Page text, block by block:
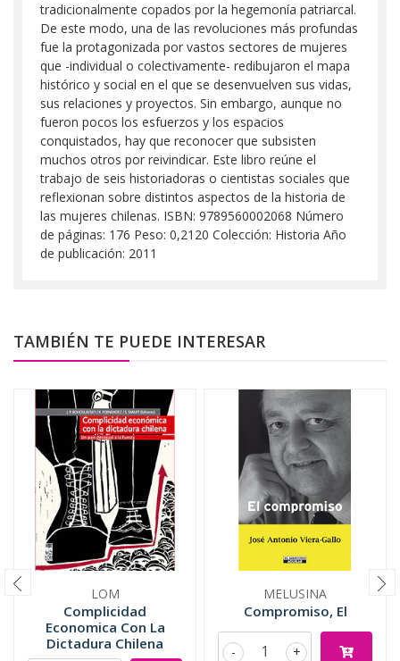
tradicionalmente copados por la hegemonía patriarcal.
De este modo, una de las revoluciones más profundas
fue la protagonizada por vastos sectores de mujeres
que -individual o colectivamente- redibujaron el mapa
histórico y social en el que se desenvuelven sus vidas,
sus relaciones y proyectos. Sin embargo, aunque no
fueron pocos los esfuerzos y los espacios
conquistados, hay que reconocer que subsisten
muchos otros por reivindicar. Este libro reúne el
trabajo de seis historiadoras o cientistas sociales que
reflexionan sobre distintos aspectos de la historia de
las mujeres chilenas. ISBN: 9789560002068 Número
de páginas: 176 Peso: 0,2120 Colección: Historia Año
de publicación: 2011
TAMBIÉN TE PUEDE INTERESAR
LOM
Complicidad
Economica Con La
Dictadura Chilena
MELUSINA
Compromiso, El
+
-